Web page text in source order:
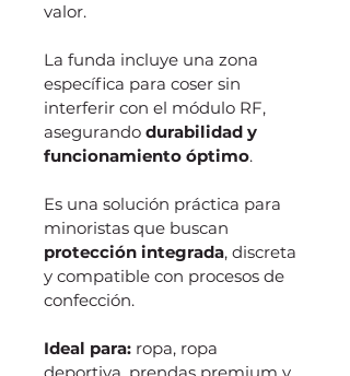
valor.
La funda incluye una zona
específica para coser sin
interferir con el módulo RF,
asegurando durabilidad y
funcionamiento óptimo.
Es una solución práctica para
minoristas que buscan
protección integrada, discreta
y compatible con procesos de
confección.
Ideal para: ropa, ropa